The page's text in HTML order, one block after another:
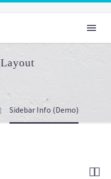
Layout
Sidebar Info (Demo)
